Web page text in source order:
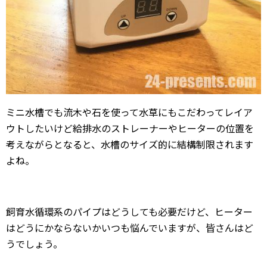
ミニ水槽でも流木や石を使って水草にもこだわってレイア
ウトしたいけど給排水のストレーナーやヒーターの位置を
考えながらとなると、水槽のサイズ的に結構制限されます
よね。
飼育水循環系のパイプはどうしても必要だけど、ヒーター
はどうにかならないかいつも悩んでいますが、皆さんはど
うでしょう。